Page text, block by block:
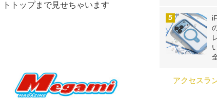
トトップまで見せちゃいます
アクセスラ